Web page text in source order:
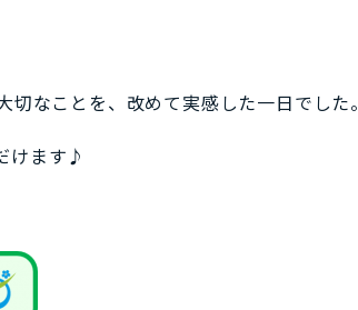
なことを、改めて実感した一日でした。
けます♪